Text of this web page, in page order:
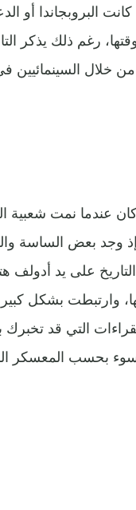
بداية نشوب الحرب العالمية الأولى 1914،
رغم ذلك يذكر
خلال السينمائيين
كان عندما نمت شعبية
بعض الساسة
على يد أدولف
وارتبطت بشكل كبير
التي قد تخبرك